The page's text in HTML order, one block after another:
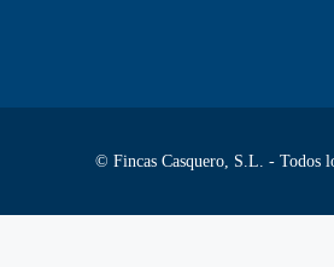
© Fincas Casquero, S.L. - Todos